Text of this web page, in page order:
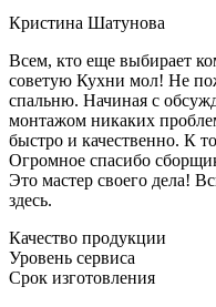
Кристина Шатунова
Всем, кто еще выбирает
советую Кухни мол! Не
спальню. Начиная с
монтажом никаких
быстро и качественно. К
Огромное спасибо
Это мастер своего дела!
здесь.
Качество продукции
Уровень сервиса
Срок изготовления